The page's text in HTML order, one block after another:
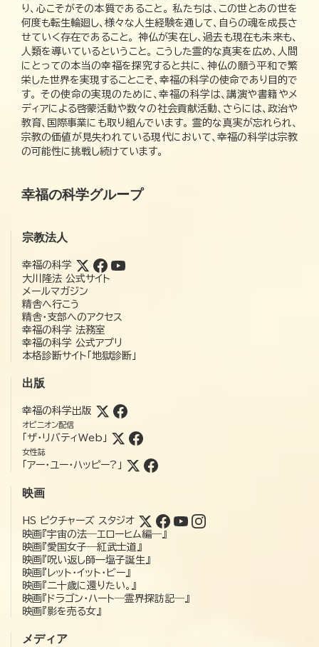
り、心こそがその本質であること。 私たちは、この世とあの世を
何度も転生輪廻し、様々な人生経験を通して、自らの魂を成長さ
せていく存在であること。 神仏が実在し、過去も現在も未来も、
人類を導いているということ。 こうした霊的な真実を広め、人間
にとっての本当の幸福を探究すると共に、神仏の願う平和で繁
栄した世界を実現することこそ、幸福の科学の使命であり目的で
す。 その使命の実現のために、幸福の科学は、講演や書籍やメ
ディアによる啓蒙活動や数々の社会貢献活動、さらには、政治や
教育、国際事業にも取り組んでいます。 霊的な真実が忘れられ、
宗教の価値が見失われている現代において、幸福の科学は宗教
の可能性に挑戦し続けています。
幸福の科学グループ
宗教法人
幸福の科学
大川隆法 公式サイト
メールマガジン
精舎へ行こう
精舎・支部へのアクセス
幸福の科学 法務室
幸福の科学 公式アプリ
本格診断サイト「地獄診断」
出版
幸福の科学出版
オピニオン配信
「ザ・リバティWeb」
女性誌
「アー・ユー・ハッピー?」
映画
HS ピクチャーズ スタジオ
映画『宇宙の法―エローヒム編―』
映画『愛国女子―紅武士道』
映画『呪い返し師—塩子誕生』
映画『レット・イット・ビー』
映画『二十歳に還りたい。』
映画『ドラゴン・ハート―霊界探訪記―』
映画『影を売る女』
メディア